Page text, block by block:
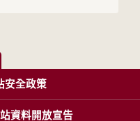
安全政策
資料開放宣告